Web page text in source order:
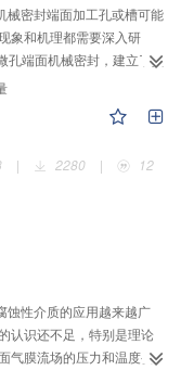
74.72%和96.80%。DO、
定量关系，稳定运行阶段
0.55，ORP增加
值可以直观地反映反硝
械密封端面加工孔或槽可能
象和机理都需要深入研
孔端面机械密封，建立了其
改变内外径压差、转速等
现象对泄漏量的影响。首
定网格尺寸，并于文献计
值模拟实验，在靠近泄
向速度云图中直接观察到
流体压力降低，低于密
止了回吸的增强。最
在不同内外径压差Δp和转
现明显的降低，甚至会出
的泄漏量。
| 2280 | 12
蚀性介质的应用越来越广
认识还不足，特别是理论
气膜流场的压力和温度变
变化的，特别是气体的